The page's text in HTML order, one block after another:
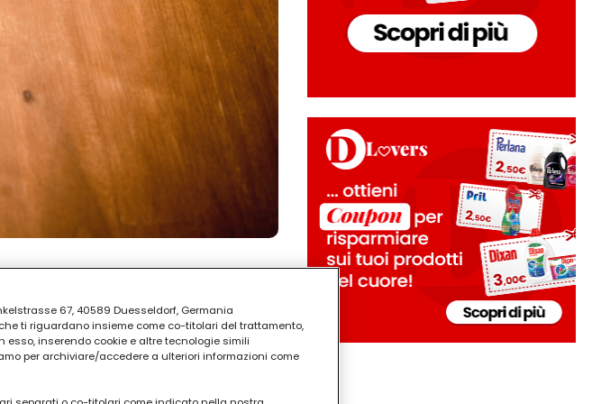
67, 40589 Duesseldorf, Germania
ti riguardano insieme come co-titolari del trattamento,
inserendo cookie e altre tecnologie simili
per archiviare/accedere a ulteriori informazioni come